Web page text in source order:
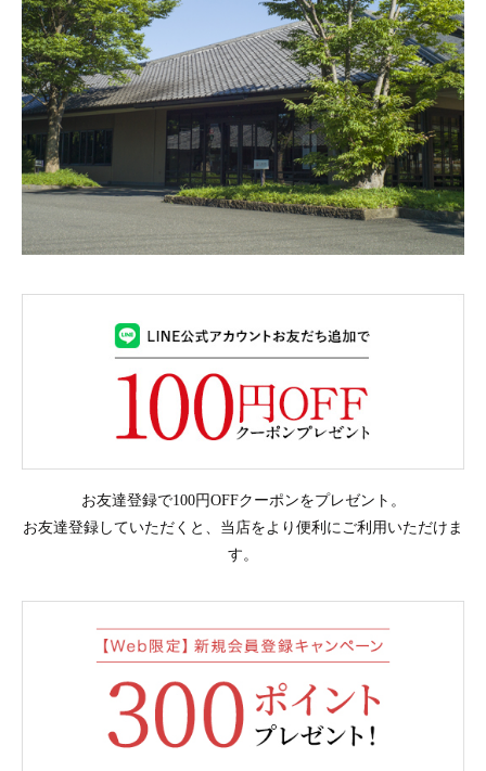
お友達登録で100円OFFクーポンをプレゼント。
お友達登録していただくと、当店をより便利にご利用いただけま
す。